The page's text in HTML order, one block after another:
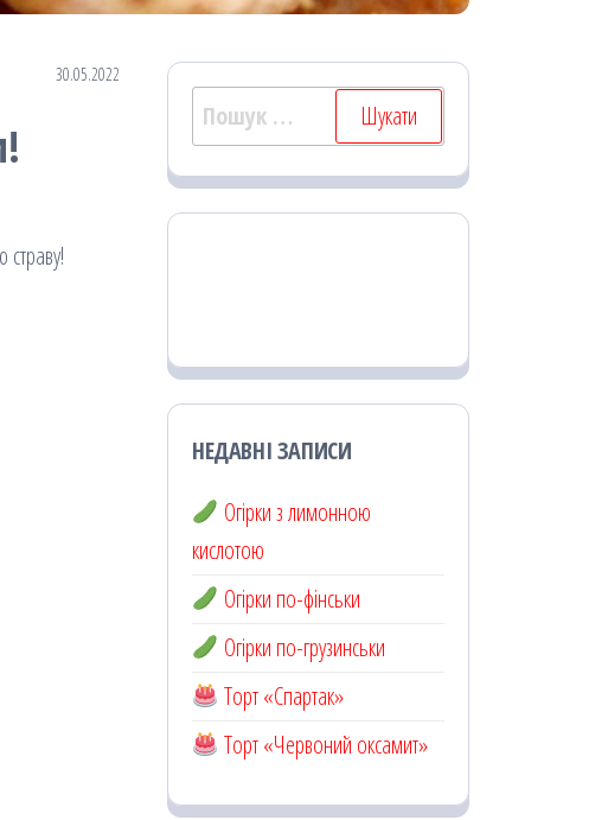
30.05.2022
Пошук:
НЕДАВНІ ЗАПИСИ
Огірки з лимонною
кислотою
Огірки по-фінськи
Огірки по-грузинськи
Торт «Спартак»
Торт «Червоний оксамит»